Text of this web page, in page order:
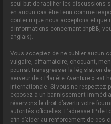
seul but de faciliter les discussions
en aucun cas être tenu comme
contenu que nous acceptons et que
d’informations concernant phpBB,
anglais).
Vous acceptez de ne publier aucun
vulgaire, diffamatoire, choquant,
pourrait transgresser la législation
serveur de « Planète Aventure » est
internationale. Si vous ne respectez
exposez à un bannissement
réservons le droit d’avertir votre
autorités officielles. L’adresse IP de
afin d’aider au renforcement de ces